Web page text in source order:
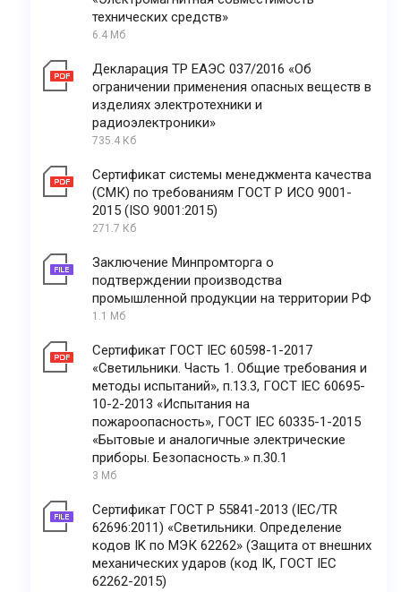
технических средств»
6.4 Мб
Декларация ТР ЕАЭС 037/2016 «Об
ограничении применения опасных веществ в
изделиях электротехники и
радиоэлектроники»
735.4 Кб
Сертификат системы менеджмента качества
(СМК) по требованиям ГОСТ Р ИСО 9001-
2015 (ISO 9001:2015)
271.7 Кб
Заключение Минпромторга о
подтверждении производства
промышленной продукции на территории РФ
1.1 Мб
Сертификат ГОСТ IEC 60598-1-2017
«Светильники. Часть 1. Общие требования и
методы испытаний», п.13.3, ГОСТ IEC 60695-
10-2-2013 «Испытания на
пожароопасность», ГОСТ IEC 60335-1-2015
«Бытовые и аналогичные электрические
приборы. Безопасность.» п.30.1
3 Мб
Сертификат ГОСТ Р 55841-2013 (IEC/TR
62696:2011) «Светильники. Определение
кодов IK по МЭК 62262» (Защита от внешних
механических ударов (код IK, ГОСТ IEC
62262-2015)